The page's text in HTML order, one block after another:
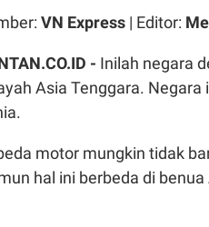
VN Express | Editor:
- Inilah negara
Asia Tenggara.
motor mungkin tidak
hal ini berbeda di benua